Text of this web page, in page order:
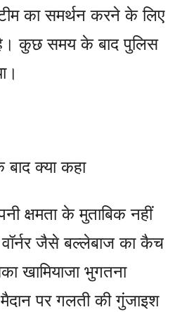
का समर्थन करने के लिए
कुछ समय के बाद पुलिस
क्‍या कहा
क्षमता के मुताबिक नहीं
जैसे बल्‍लेबाज का कैच
खामियाजा भुगतना
पर गलती की गुंजाइश